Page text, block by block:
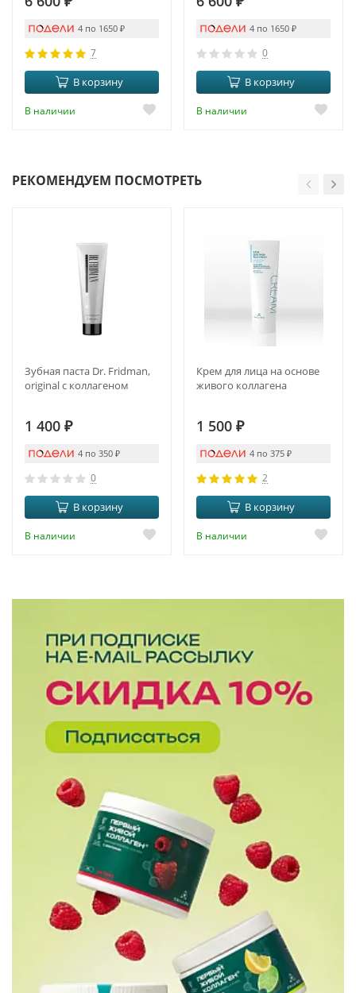
4 по 1650 ₽
7
В корзину
В наличии
4 по 1650 ₽
0
В корзину
В наличии
РЕКОМЕНДУЕМ ПОСМОТРЕТЬ
Зубная паста Dr. Fridman,
original с коллагеном
1 400 ₽
4 по 350 ₽
0
В корзину
В наличии
Крем для лица на основе
живого коллагена
1 500 ₽
4 по 375 ₽
2
В корзину
В наличии